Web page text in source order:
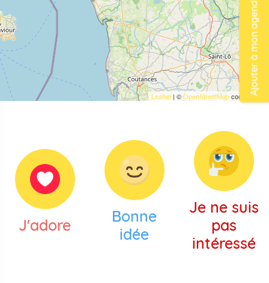
Ajouter à mon agenda
Leaflet | ©OpenStreetMapcontributors
J'adore
Bonne
idée
Je ne suis
pas
intéressé